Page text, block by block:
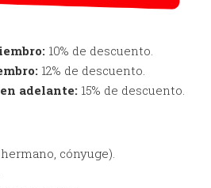
10% de descuento.
12% de descuento.
adelante: 15% de descuento.
cónyuge).